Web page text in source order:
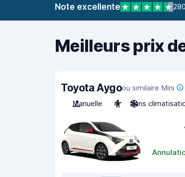
Note excellente
Meilleurs prix
Toyota Aygoou similaire Mini
Manuelle
4 Sans